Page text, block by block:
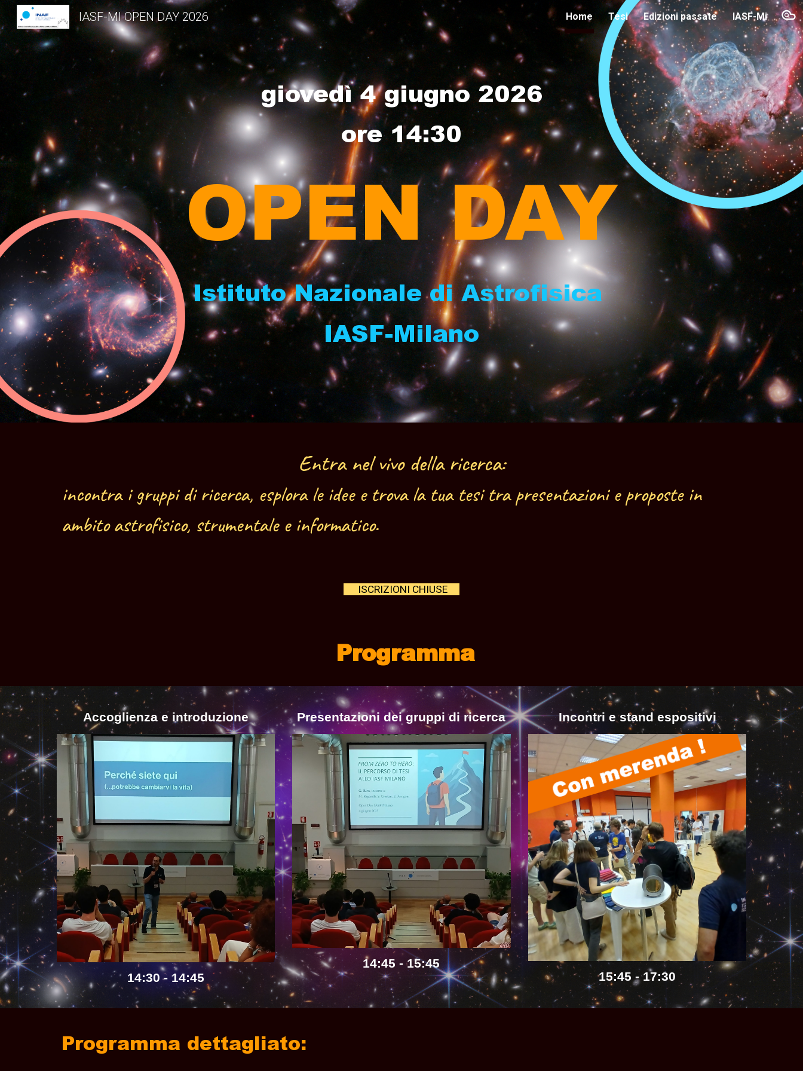
Skip to main content Skip to navigation
IASF-MI OPEN DAY 2026 Home Tesi Edizioni passate IASF-Mi
giovedì 4 giugno 2026
ore 14:30
OPEN DAY
Istituto Nazionale di Astrofisica
IASF-Milano
Entra nel vivo della ricerca:
incontra i gruppi di ricerca, esplora le idee e trova la tua tesi tra presentazioni e proposte in
ambito astrofisico, strumentale e informatico.
ISCRIZIONI CHIUSE
Programma
Accoglienza e introduzione
14:30 - 14:45
Presentazioni dei gruppi di ricerca
14:45 - 15:45
Incontri e stand espositivi
15:45 - 17:30
Programma dettagliato: